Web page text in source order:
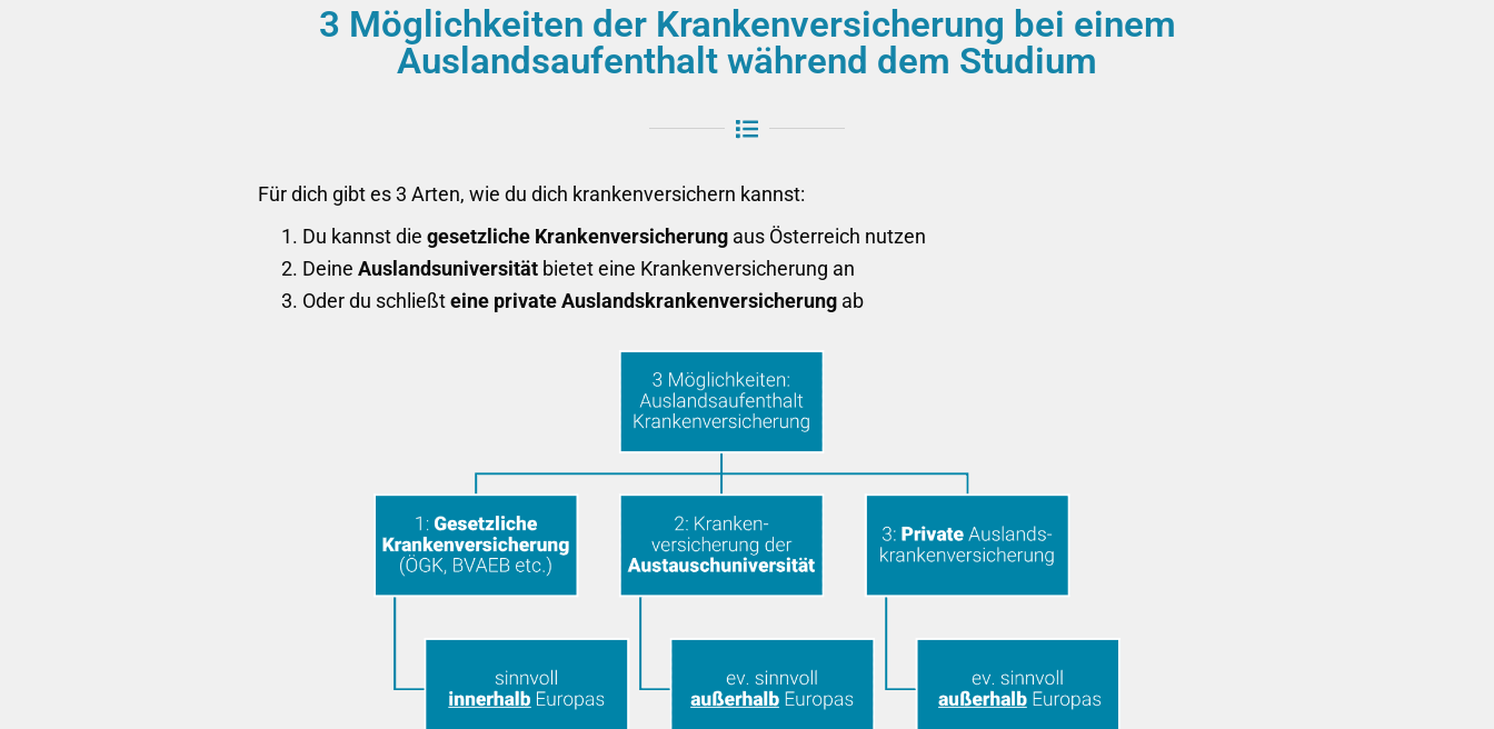
3 Möglichkeiten der Krankenversicherung bei einem
Auslandsaufenthalt während dem Studium
Für dich gibt es 3 Arten, wie du dich krankenversichern kannst:
Du kannst die gesetzliche Krankenversicherung aus Österreich nutzen
Deine Auslandsuniversität bietet eine Krankenversicherung an
Oder du schließteine private Auslandskrankenversicherung ab